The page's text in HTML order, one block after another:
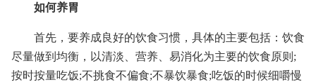
如何养胃
首先，要养成良好的饮食习惯，具体的主要包括：饮食
尽量做到均衡，以清淡、营养、易消化为主要的饮食原则;
按时按量吃饭;不挑食不偏食;不暴饮暴食;吃饭的时候细嚼慢